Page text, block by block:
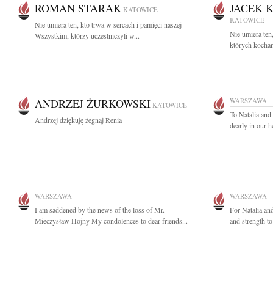
ROMAN STARAK KATOWICE
Nie umiera ten, kto trwa w sercach i pamięci naszej
Wszystkim, którzy uczestniczyli w...
JACEK
KATOWICE
Nie umiera
których
ANDRZEJ ŻURKOWSKI KATOWICE
Andrzej dziękuję żegnaj Renia
WARSZAWA
To Natalia
dearly in our
WARSZAWA
I am saddened by the news of the loss of Mr.
Mieczysław Hojny My condolences to dear friends...
WARSZAWA
For Natalia
and strength